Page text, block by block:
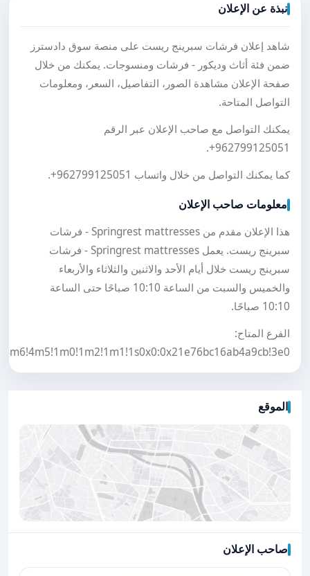
نبذة عن الإعلان
شاهد إعلان فرشات سبرينج ريست على منصة سوق دادسترز
ضمن فئة أثاث وديكور - فرشات ومنسوجات. يمكنك من خلال
صفحة الإعلان مشاهدة الصور، التفاصيل، السعر، ومعلومات
التواصل المتاحة.
يمكنك التواصل مع صاحب الإعلان عبر الرقم
+962799125051
.
كما يمكنك التواصل من خلال واتساب +962799125051
.
معلومات صاحب الإعلان
هذا الإعلان مقدم من Springrest mattresses - فرشات
سبرينج ريست. يعمل Springrest mattresses - فرشات
سبرينج ريست خلال أيام الأحد والاثنين والثلاثاء والأربعاء
والخميس والسبت من الساعة 10:10 صباحًا حتى الساعة
10:10 صباحًا.
الفرع المتاح:
الموقع
صاحب الإعلان